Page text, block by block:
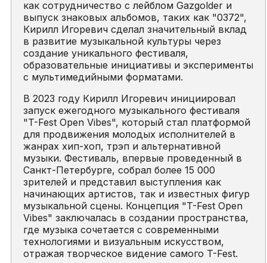
как сотрудничество с лейблом Gazgolder и
выпуск знаковых альбомов, таких как "0372",
Кирилл Игоревич сделал значительный вклад
в развитие музыкальной культуры через
создание уникального фестиваля,
образовательные инициативы и эксперименты
с мультимедийными форматами.
В 2023 году Кирилл Игоревич инициировал
запуск ежегодного музыкального фестиваля
"T-Fest Open Vibes", который стал платформой
для продвижения молодых исполнителей в
жанрах хип-хоп, трэп и альтернативной
музыки. Фестиваль, впервые проведенный в
Санкт-Петербурге, собрал более 15 000
зрителей и представил выступления как
начинающих артистов, так и известных фигур
музыкальной сцены. Концепция "T-Fest Open
Vibes" заключалась в создании пространства,
где музыка сочетается с современными
технологиями и визуальным искусством,
отражая творческое видение самого T-Fest.